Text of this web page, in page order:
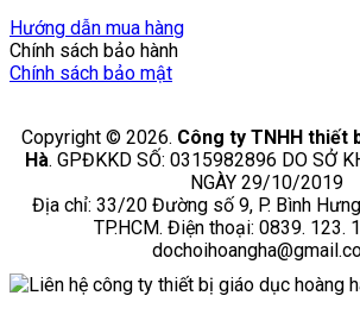
Hướng dẫn mua hàng
Chính sách bảo hành
Chính sách bảo mật
Copyright © 2026. Công ty TNHH thiết
Hà. GPĐKKD SỐ: 0315982896 DO SỞ
NGÀY 29/10/2019
Địa chỉ: 33/20 Đường số 9, P. Bình Hưng
TP.HCM. Điện thoại: 0839. 123.